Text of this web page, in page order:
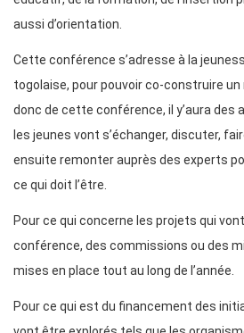
aussi d’orientation.
Cette conférence s’adresse à la
togolaise, pour pouvoir co-construire un
donc de cette conférence, il y’aura des
les jeunes vont s’échanger, discuter,
ensuite remonter auprès des experts
ce qui doit l’être.
Pour ce qui concerne les projets qui
conférence, des commissions ou des
mises en place tout au long de l’année.
Pour ce qui est du financement des